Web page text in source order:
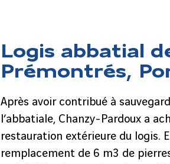
Logis abbatial
Prémontrés,
Après avoir contribué à
l’abbatiale, Chanzy-Pardoux a
restauration extérieure du logis.
remplacement de 6 m3 de